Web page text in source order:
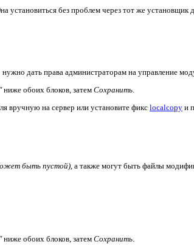
установиться без проблем через тот же установщик
дать права администраторам на управление
ниже обоих блоков, затем Сохранить
вручную на сервер или установите фикс localcopy и
быть пустой) , а также могут быть файлы
ниже обоих блоков, затем Сохранить